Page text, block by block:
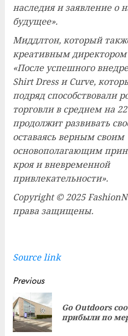
наследия и заявление о
будущее».
Миддлтон, который
креативным директором
«После успешного
Shirt Dress и Curve,
подряд способствовали
торговли в среднем на
продолжит развивать
оставаясь верным своим
основополагающим
кроя и вневременной
привлекательности».
Copyright © 2025
права защищены.
Source link
Continue
Reading
Previous
Go Outdoors
прибыли по